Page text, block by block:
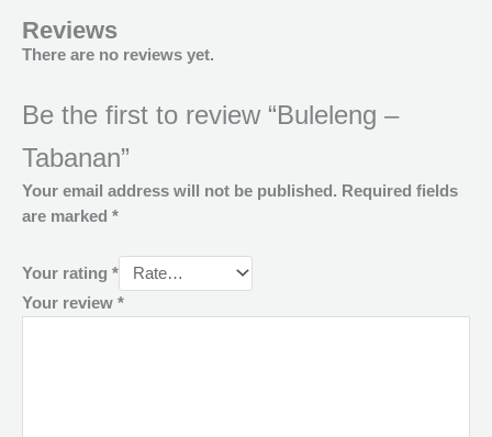
Reviews
There are no reviews yet.
Be the first to review “Buleleng –
Tabanan”
Your email address will not be published. Required fields
are marked *
Your rating *
Your review *